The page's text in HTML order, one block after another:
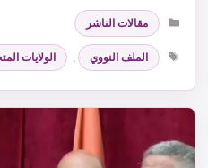
التصنيفات
مقالات الناشر
الوسوم
الملف النووي الولايات